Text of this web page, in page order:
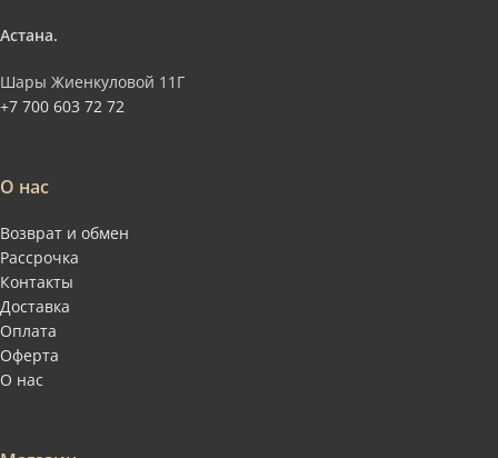
Астана.
Шары Жиенкуловой 11Г
+7 700 603 72 72
О нас
Возврат и обмен
Рассрочка
Контакты
Доставка
Оплата
Оферта
О нас